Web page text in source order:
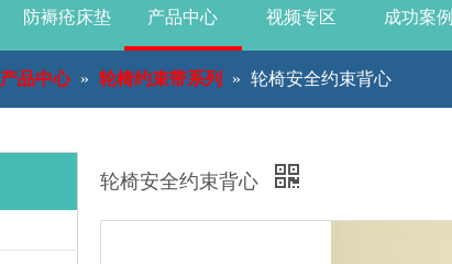
防褥疮床垫 产品中心 视频专区 成功案例
产品中心 » 轮椅约束带系列 » 轮椅安全约束背心
轮椅安全约束背心